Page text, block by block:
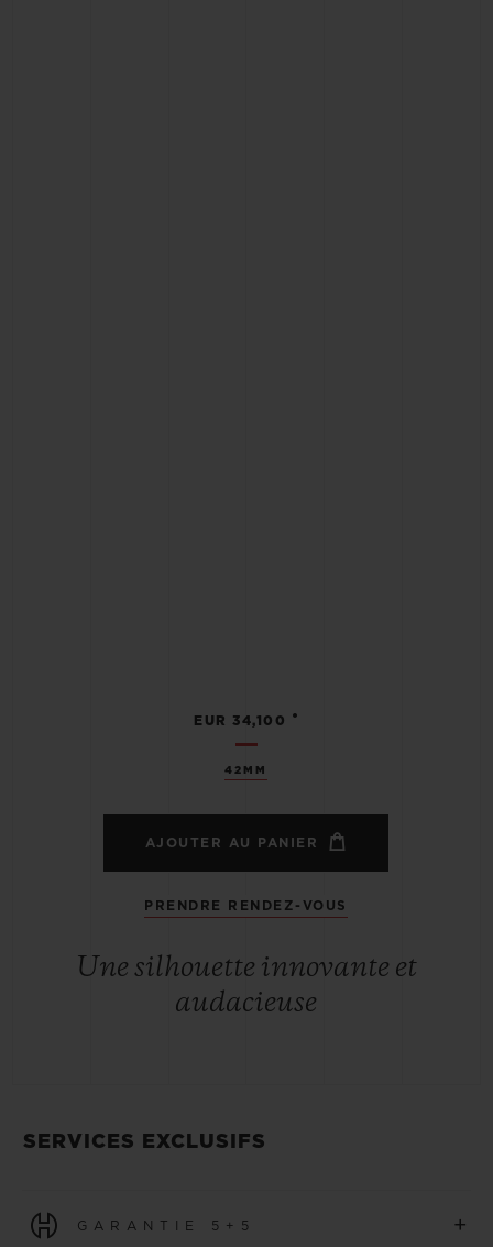
42MM
EUR 34,100 •
AJOUTER AU PANIER
PRENDRE RENDEZ-VOUS
Une silhouette innovante et
audacieuse
SERVICES EXCLUSIFS
GARANTIE 5+5 +